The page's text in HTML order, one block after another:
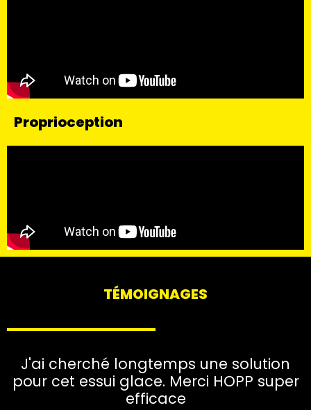
Proprioception
TÉMOIGNAGES
J'ai cherché longtemps une solution
pour cet essui glace. Merci HOPP super
efficace